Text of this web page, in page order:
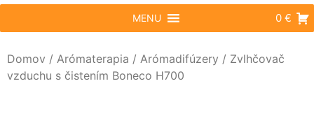
MENU 0 €
Domov / Arómaterapia / Arómadifúzery / Zvlhčovač
vzduchu s čistením Boneco H700